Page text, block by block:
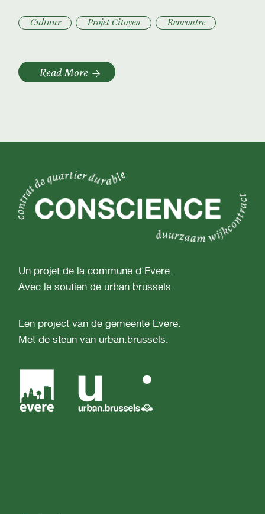
Cultuur Projet Citoyen Rencontre
Read More
Un projet de la commune d'Evere.
Avec le soutien de urban.brussels.
Een project van de gemeente Evere.
Met de steun van urban.brussels.